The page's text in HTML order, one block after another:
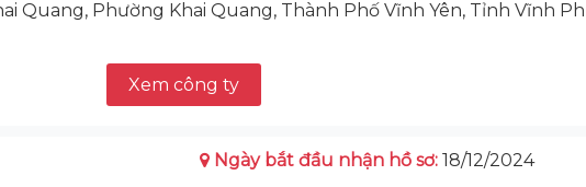
Quang, Phường Khai Quang, Thành Phố Vĩnh Yên, Tỉnh Vĩnh
Xem công ty
Ngày bắt đầu nhận hồ sơ: 18/12/2024